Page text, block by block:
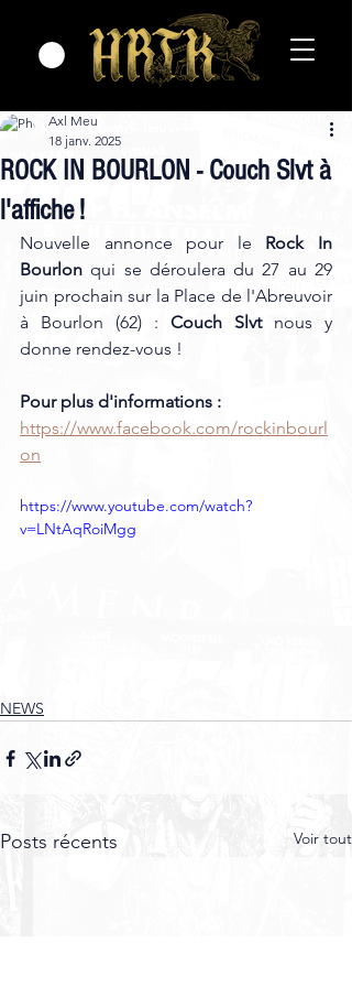
ROCK IN BOURLON - Couch Slvt à
l'affiche !
Axl Meu
18 janv. 2025
Nouvelle annonce pour le Rock In
Bourlon qui se déroulera du 27 au 29
juin prochain sur la Place de l'Abreuvoir
à Bourlon (62) : Couch Slvt
nous y
donne rendez-vous !
Pour plus d'informations :
https://www.facebook.com/rockinbourl
on
https://www.youtube.com/watch?
v=LNtAqRoiMgg
NEWS
Posts récents Voir tout